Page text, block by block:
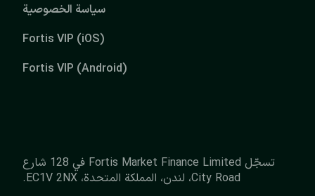
سياسة الخصوصية
Fortis VIP (iOS)
Fortis VIP (Android)
تسجّل Fortis Market Finance Limited في 128 شارع
City Road، لندن، المملكة المتحدة، EC1V 2NX.